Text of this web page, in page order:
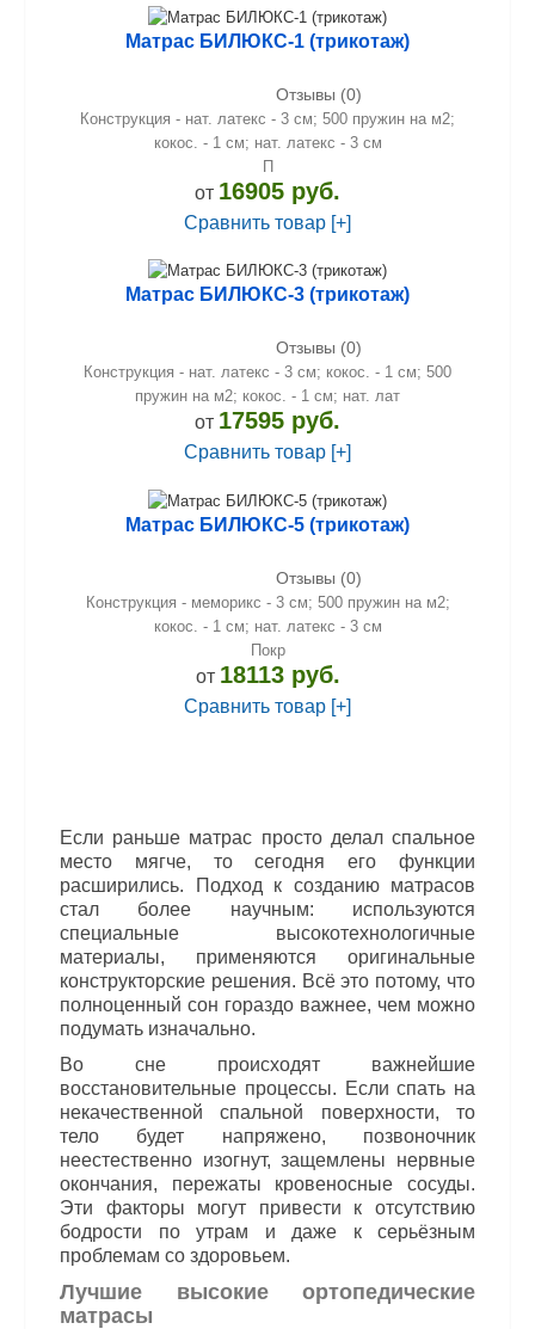
Матрас БИЛЮКС-1 (трикотаж)
Отзывы (0)
Конструкция - нат. латекс - 3 см; 500 пружин на м2;
кокос. - 1 см; нат. латекс - 3 см
П
от 16905 руб.
Сравнить товар [+]
Матрас БИЛЮКС-3 (трикотаж)
Отзывы (0)
Конструкция - нат. латекс - 3 см; кокос. - 1 см; 500
пружин на м2; кокос. - 1 см; нат. лат
от 17595 руб.
Сравнить товар [+]
Матрас БИЛЮКС-5 (трикотаж)
Отзывы (0)
Конструкция - меморикс - 3 см; 500 пружин на м2;
кокос. - 1 см; нат. латекс - 3 см
Покр
от 18113 руб.
Сравнить товар [+]
Если раньше матрас просто делал спальное
место мягче, то сегодня его функции
расширились. Подход к созданию матрасов
стал более научным: используются
специальные высокотехнологичные
материалы, применяются оригинальные
конструкторские решения. Всё это потому, что
полноценный сон гораздо важнее, чем можно
подумать изначально.
Во сне происходят важнейшие
восстановительные процессы. Если спать на
некачественной спальной поверхности, то
тело будет напряжено, позвоночник
неестественно изогнут, защемлены нервные
окончания, пережаты кровеносные сосуды.
Эти факторы могут привести к отсутствию
бодрости по утрам и даже к серьёзным
проблемам со здоровьем.
Лучшие высокие ортопедические
матрасы